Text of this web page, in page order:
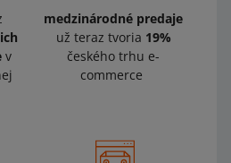
v
medzinárodné predaje
už teraz tvoria 19%
českého trhu e-
commerce